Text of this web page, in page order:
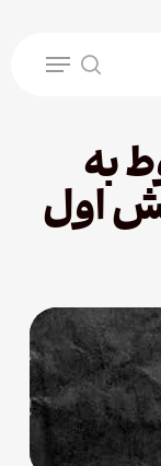
search
Menu
به
اول